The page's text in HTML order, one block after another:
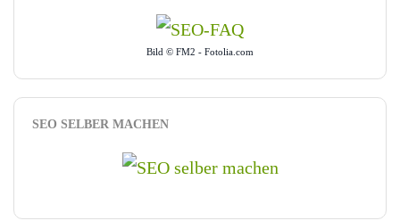
Bild © FM2 - Fotolia.com
SEO SELBER MACHEN